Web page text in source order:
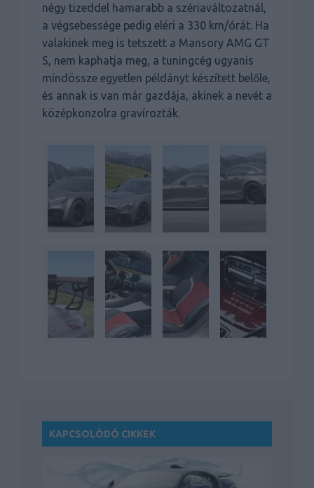
négy tizeddel hamarabb a szériaváltozatnál,
a végsebessége pedig eléri a 330 km/órát. Ha
valakinek meg is tetszett a Mansory AMG GT
S, nem kaphatja meg, a tuningcég ugyanis
mindössze egyetlen példányt készített belőle,
és annak is van már gazdája, akinek a nevét a
középkonzolra gravírozták.
KAPCSOLÓDÓ CIKKEK